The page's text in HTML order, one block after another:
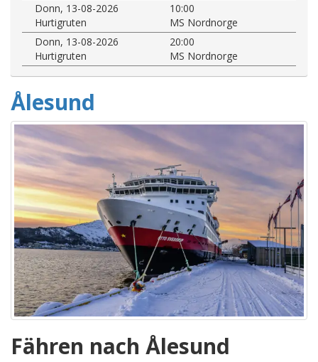
Donn, 13-08-2026
10:00
Hurtigruten
MS Nordnorge
Donn, 13-08-2026
20:00
Hurtigruten
MS Nordnorge
Ålesund
Fähren nach Ålesund